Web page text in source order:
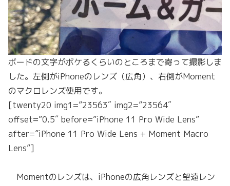
ボードの文字がボケるくらいのところまで寄って撮影しま
した。左側がiPhoneのレンズ（広角）、右側がMoment
のマクロレンズ使用です。
[twenty20 img1=”23563″ img2=”23564″
offset=”0.5″ before=”iPhone 11 Pro Wide Lens”
after=”iPhone 11 Pro Wide Lens + Moment Macro
Lens”]
Momentのレンズは、iPhoneの広角レンズと望遠レン